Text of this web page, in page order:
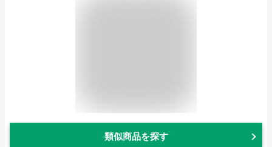
類似商品を探す